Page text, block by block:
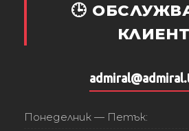
🕒
Понеделник — Петък: